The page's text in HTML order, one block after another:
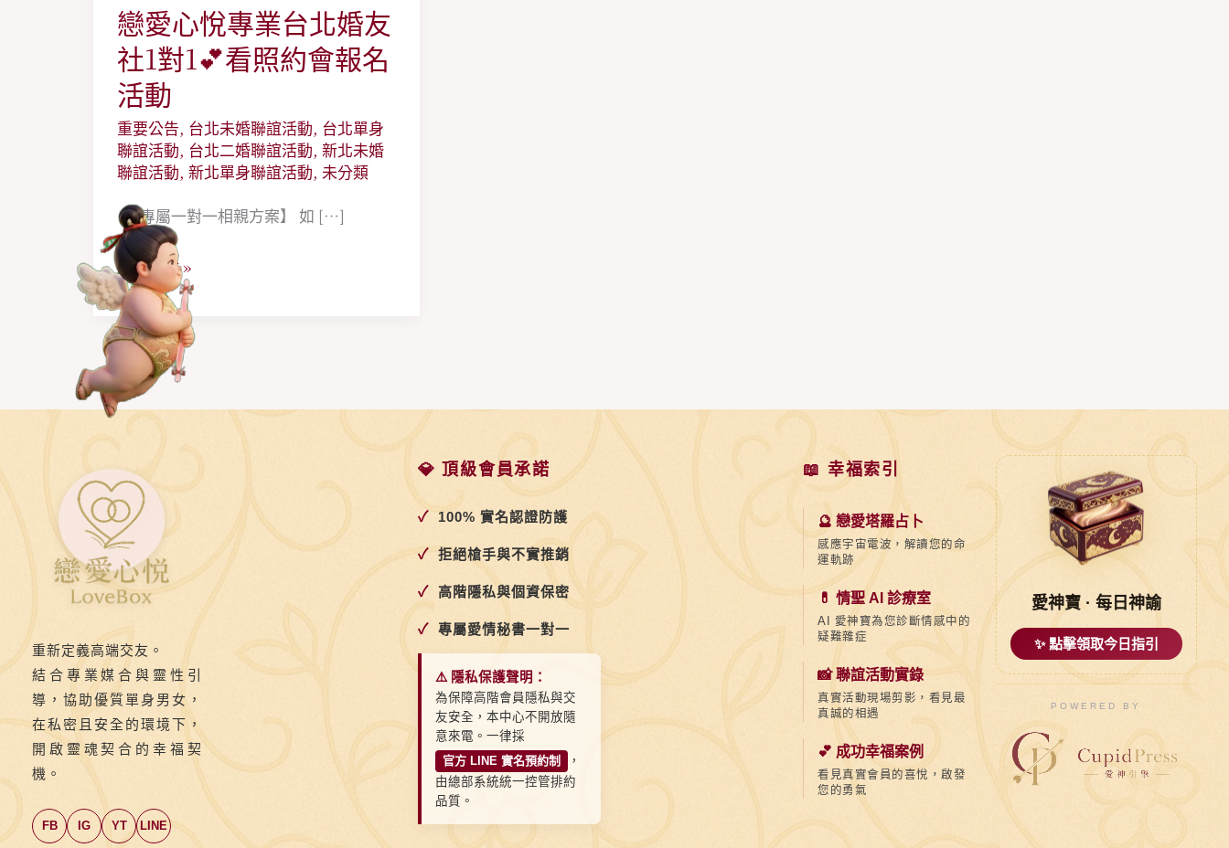
戀愛心悅專業台北婚友
社1對1💕看照約會報名
活動
重要公告, 台北未婚聯誼活動, 台北單身
聯誼活動, 台北二婚聯誼活動, 新北未婚
聯誼活動, 新北單身聯誼活動, 未分類
【專屬一對一相親方案】 如 […]
戀
愛
心
悅
專
業
台
北
婚
友
社
1
1
💕
照
約
會
報
名
動
閱讀全文 »
重新定義高端交友。
結合專業媒合與靈性引
導，協助優質單身男女，
在私密且安全的環境下，
開啟靈魂契合的幸福契
機。
FB IG YT LINE
💎 頂級會員承諾
✓ 100% 實名認證防護
✓ 拒絕槍手與不實推銷
✓ 高階隱私與個資保密
✓ 專屬愛情秘書一對一
⚠️ 隱私保護聲明：
為保障高階會員隱私與交
友安全，本中心不開放隨
意來電。一律採
官方 LINE 實名預約制
，
由總部系統統一控管排約
品質。
📖 幸福索引
🔮 戀愛塔羅占卜
感應宇宙電波，解讀您的命
運軌跡
💊 情聖 AI 診療室
AI 愛神寶為您診斷情感中的
疑難雜症
📸 聯誼活動實錄
真實活動現場剪影，看見最
真誠的相遇
💕 成功幸福案例
看見真實會員的喜悅，啟發
您的勇氣
愛神寶 · 每日神諭
✨ 點擊領取今日指引
POWERED BY